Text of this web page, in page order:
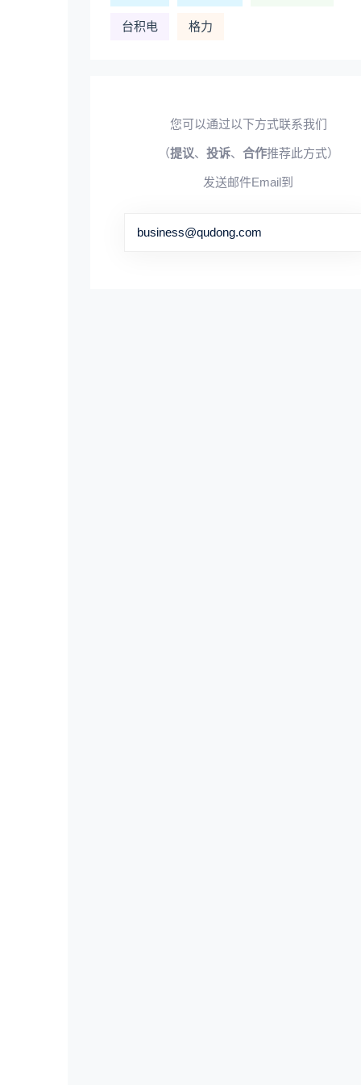
台积电 格力
您可以通过以下方式联系我们
（提议、 投诉、 合作推荐此方式）
发送邮件Email到
business@qudong.com